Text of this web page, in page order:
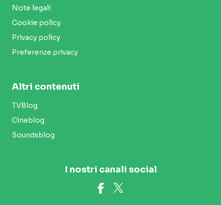
Note legali
Cookie policy
Privacy policy
Preferenze privacy
Altri contenuti
TVBlog
Cineblog
Soundsblog
I nostri canali social